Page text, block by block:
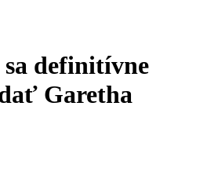
definitívne
Garetha